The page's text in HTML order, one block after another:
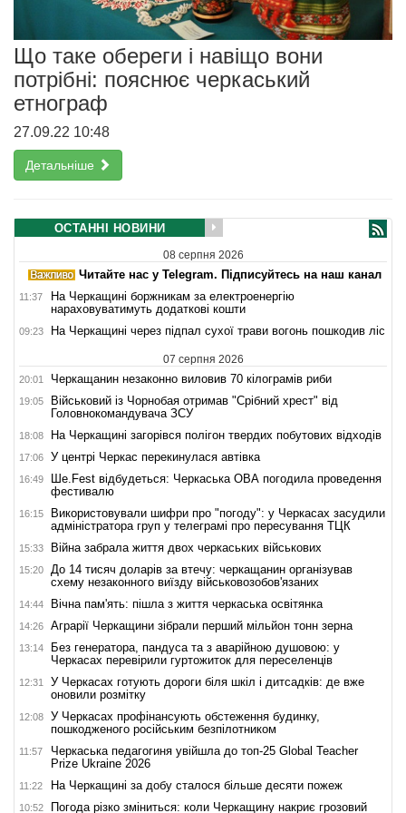
Що таке обереги і навіщо вони
потрібні: пояснює черкаський
етнограф
27.09.22 10:48
Детальніше
ОСТАННІ НОВИНИ
08 серпня 2026
Читайте нас у Telegram. Підписуйтесь на наш канал
11:37
На Черкащині боржникам за електроенергію
нараховуватимуть додаткові кошти
09:23 На Черкащині через підпал сухої трави вогонь пошкодив ліс
07 серпня 2026
20:01 Черкащанин незаконно виловив 70 кілограмів риби
19:05
Військовий із Чорнобая отримав "Срібний хрест" від
Головнокомандувача ЗСУ
18:08 На Черкащині загорівся полігон твердих побутових відходів
17:06 У центрі Черкас перекинулася автівка
16:49
Ше.Fest відбудеться: Черкаська ОВА погодила проведення
фестивалю
16:15
Використовували шифри про "погоду": у Черкасах засудили
адміністратора груп у телеграмі про пересування ТЦК
15:33 Війна забрала життя двох черкаських військових
15:20
До 14 тисяч доларів за втечу: черкащанин організував
схему незаконного виїзду військовозобов'язаних
14:44 Вічна пам'ять: пішла з життя черкаська освітянка
14:26 Аграрії Черкащини зібрали перший мільйон тонн зерна
13:14
Без генератора, пандуса та з аварійною душовою: у
Черкасах перевірили гуртожиток для переселенців
12:31
У Черкасах готують дороги біля шкіл і дитсадків: де вже
оновили розмітку
12:08
У Черкасах профінансують обстеження будинку,
пошкодженого російським безпілотником
11:57
Черкаська педагогиня увійшла до топ-25 Global Teacher
Prize Ukraine 2026
11:22 На Черкащині за добу сталося більше десяти пожеж
10:52
Погода різко зміниться: коли Черкащину накриє грозовий